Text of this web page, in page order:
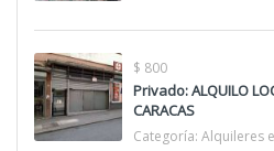
$ 800
Privado: ALQUILO
CARACAS
Categoría: Alquileres